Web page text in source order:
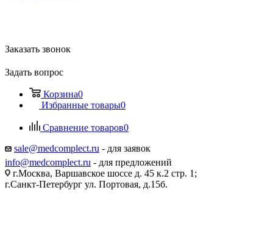
Заказать звонок
Задать вопрос
Корзина0
Избранные товары0
Сравнение товаров0
sale@medcomplect.ru - для заявок
info@medcomplect.ru - для предложений
г.Москва, Варшавское шоссе д. 45 к.2 стр. 1;
г.Санкт-Петербург ул. Портовая, д.15б.